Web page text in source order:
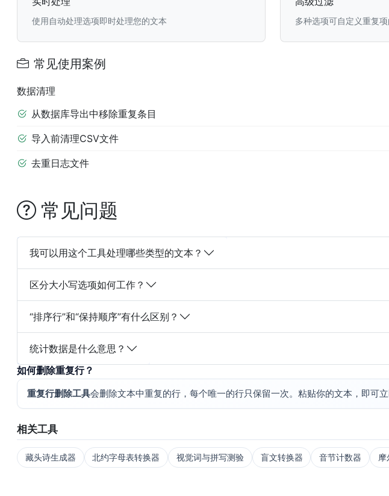
使用自动处理选项即时处理您的文本 多种选项可自定义重复
常见使用案例
数据清理
从数据库导出中移除重复条目
导入前清理CSV文件
去重日志文件
常见问题
我可以用这个工具处理哪些类型的文本？
区分大小写选项如何工作？
“排序行”和“保持顺序”有什么区别？
统计数据是什么意思？
如何删除重复行？
重复行删除工具会删除文本中重复的行，每个唯一的行只保留一次。粘贴你的文本，即可
相关工具
藏头诗生成器 北约字母表转换器 视觉词与拼写测验 盲文转换器 音节计数器 摩